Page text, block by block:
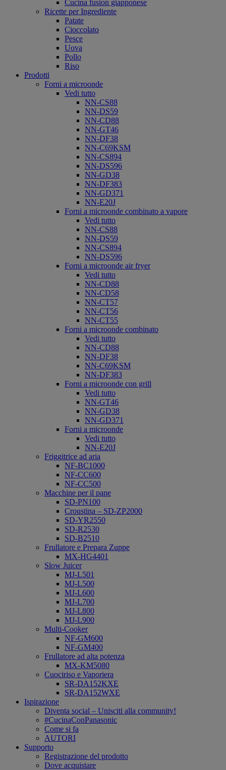
Cucina fusion giapponese
Ricette per Ingrediente
Patate
Cioccolato
Pesce
Uova
Pollo
Riso
Prodotti
Forni a microonde
Vedi tutto
NN-CS88
NN-DS59
NN-CD88
NN-GT46
NN-DF38
NN-C69KSM
NN-CS894
NN-DS596
NN-GD38
NN-DF383
NN-GD371
NN-E20J
Forni a microonde combinato a vapore
Vedi tutto
NN-CS88
NN-DS59
NN-CS894
NN-DS596
Forni a microonde air fryer
Vedi tutto
NN-CD88
NN-CD58
NN-CT57
NN-CT56
NN-CT55
Forni a microonde combinato
Vedi tutto
NN-CD88
NN-DF38
NN-C69KSM
NN-DF383
Forni a microonde con grill
Vedi tutto
NN-GT46
NN-GD38
NN-GD371
Forni a microonde
Vedi tutto
NN-E20J
Friggitrice ad aria
NF-BC1000
NF-CC600
NF-CC500
Macchine per il pane
SD-PN100
Croustina – SD-ZP2000
SD-YR2550
SD-R2530
SD-B2510
Frullatore e Prepara Zuppe
MX-HG4401
Slow Juicer
MJ-L501
MJ-L500
MJ-L600
MJ-L700
MJ-L800
MJ-L900
Multi-Cooker
NF-GM600
NF-GM400
Frullatore ad alta potenza
MX-KM5080
Cuociriso e Vaporiera
SR-DA152KXE
SR-DA152WXE
Ispirazione
Diventa social – Unisciti alla community!
#CucinaConPanasonic
Come si fa
AUTORI
Supporto
Registrazione del prodotto
Dove acquistare